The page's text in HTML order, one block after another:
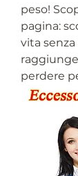
peso!
pagina:
vita
perdere